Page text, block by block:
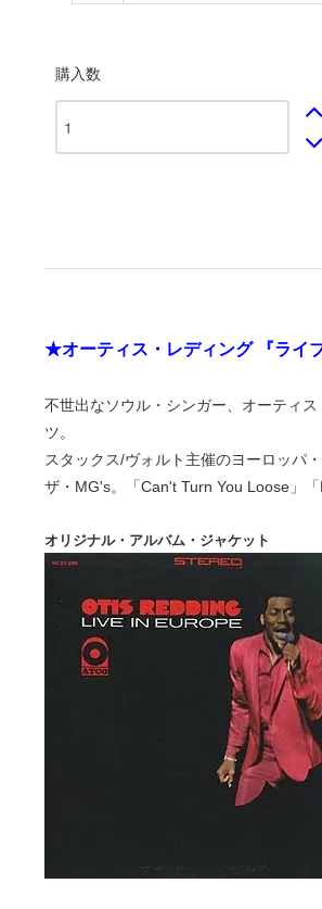
購入数
★オーティス・レディング 『ライ
不世出なソウル・シンガー、オーティ
ツ。
スタックス/ヴォルト主催のヨーロッパ
ザ・MG's。「Can't Turn You Loose」
オリジナル・アルバム・ジャケット